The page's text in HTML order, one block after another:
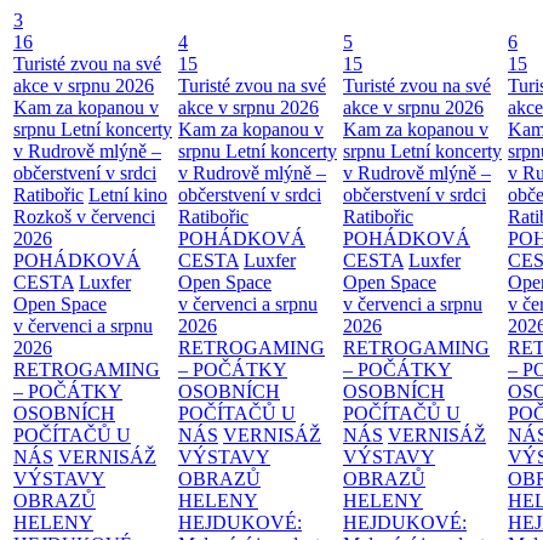
3
16
Turisté zvou na své
akce v srpnu 2026
Kam za kopanou v
srpnu Letní koncerty
v Rudrově mlýně –
občerstvení v srdci
Ratibořic Letní kino
Rozkoš v červenci
2026
POHÁDKOVÁ
CESTA Luxfer
Open Space
v červenci a srpnu
2026
RETROGAMING
– POČÁTKY
OSOBNÍCH
POČÍTAČŮ U
NÁS VERNISÁŽ
VÝSTAVY
OBRAZŮ
HELENY
4
15
Turisté zvou na své
akce v srpnu 2026
Kam za kopanou v
srpnu Letní koncerty
v Rudrově mlýně –
občerstvení v srdci
Ratibořic
POHÁDKOVÁ
CESTA Luxfer
Open Space
v červenci a srpnu
2026
RETROGAMING
– POČÁTKY
OSOBNÍCH
POČÍTAČŮ U
NÁS VERNISÁŽ
VÝSTAVY
OBRAZŮ
HELENY
HEJDUKOVÉ:
5
15
Turisté zvou na své
akce v srpnu 2026
Kam za kopanou v
srpnu Letní koncerty
v Rudrově mlýně –
občerstvení v srdci
Ratibořic
POHÁDKOVÁ
CESTA Luxfer
Open Space
v červenci a srpnu
2026
RETROGAMING
– POČÁTKY
OSOBNÍCH
POČÍTAČŮ U
NÁS VERNISÁŽ
VÝSTAVY
OBRAZŮ
HELENY
HEJDUKOVÉ:
6
15
v
v
–